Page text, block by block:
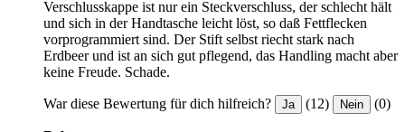
Verschlusskappe ist nur ein Steckverschluss, der schlecht hält
und sich in der Handtasche leicht löst, so daß Fettflecken
vorprogrammiert sind. Der Stift selbst riecht stark nach
Erdbeer und ist an sich gut pflegend, das Handling macht aber
keine Freude. Schade.
War diese Bewertung für dich hilfreich? Ja (12) Nein (0)